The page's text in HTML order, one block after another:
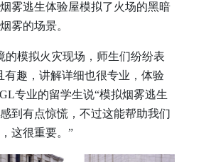
雾逃生体验屋模拟了火场的黑暗
雾的场景。
的模拟火灾现场，师生们纷纷表
有趣，讲解详细也很专业，体验
专业的留学生说“模拟烟雾逃生
到有点惊慌，不过这能帮助我们
这很重要。”